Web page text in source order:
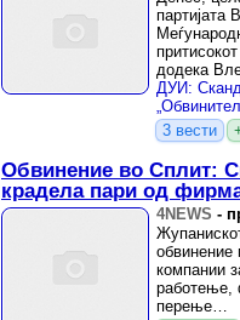
партијата
додека
велат од
3 вести
Обвинение во Сплит:
крадела пари од
4NEWS -
обвинение
компании
работење,
перење…